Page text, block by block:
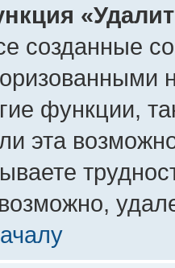
созданные
функции,
эта